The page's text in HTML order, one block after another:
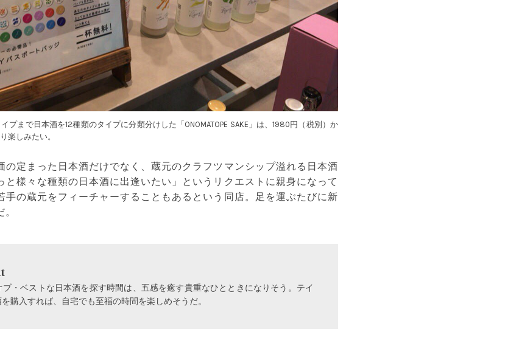
プまで日本酒を12種類のタイプに分類分けした「ONOMATOPE SAKE」は、1980円（税別）か
楽しみたい。
の定まった日本酒だけでなく、蔵元のクラフツマンシップ溢れる日本酒
と様々な種類の日本酒に出逢いたい」というリクエストに親身になって
手の蔵元をフィーチャーすることもあるという同店。足を運ぶたびに新
・ベストな日本酒を探す時間は、五感を癒す貴重なひとときになりそう。テイ
購入すれば、自宅でも至福の時間を楽しめそうだ。